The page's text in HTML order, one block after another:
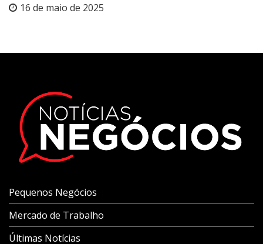
16 de maio de 2025
Pequenos Negócios
Mercado de Trabalho
Últimas Notícias